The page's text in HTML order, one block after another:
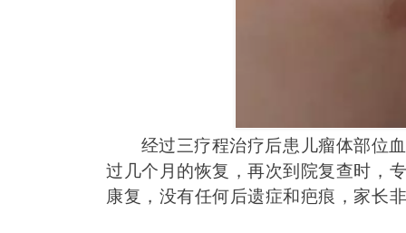
经过三疗程治疗后患儿瘤体部位血
过几个月的恢复，再次到院复查时，
康复，没有任何后遗症和疤痕，家长